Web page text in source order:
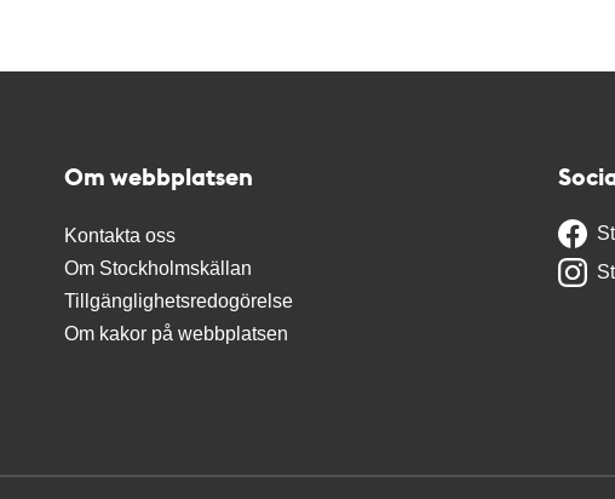
Om webbplatsen
Kontakta oss
Om Stockholmskällan
Tillgänglighetsredogörelse
Om kakor på webbplatsen